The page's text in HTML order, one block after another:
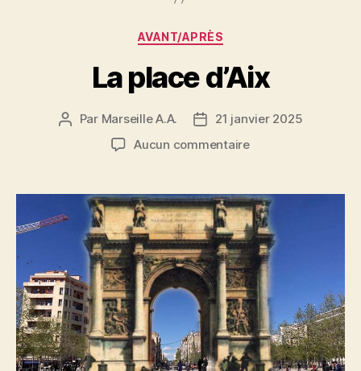
Catégories
AVANT/APRÈS
La place d’Aix
Auteur
Par Marseille A.A.
Date21 janvier 2025
Aucun commentairesur
d’Aix